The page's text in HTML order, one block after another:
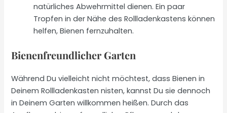
natürliches Abwehrmittel dienen. Ein paar
Tropfen in der Nähe des Rollladenkastens können
helfen, Bienen fernzuhalten.
Bienenfreundlicher Garten
Während Du vielleicht nicht möchtest, dass Bienen in
Deinem Rollladenkasten nisten, kannst Du sie dennoch
in Deinem Garten willkommen heißen. Durch das